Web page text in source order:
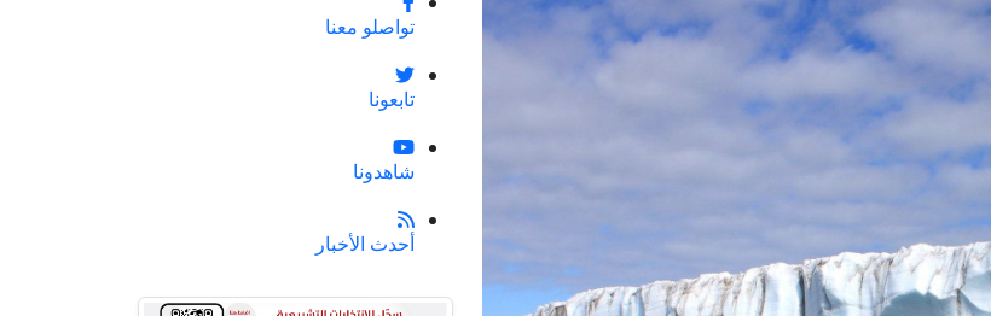
تواصلو معنا
تابعونا
شاهدونا
أحدث الأخبار